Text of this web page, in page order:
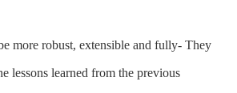
more robust, extensible and fully- They
lessons learned from the previous